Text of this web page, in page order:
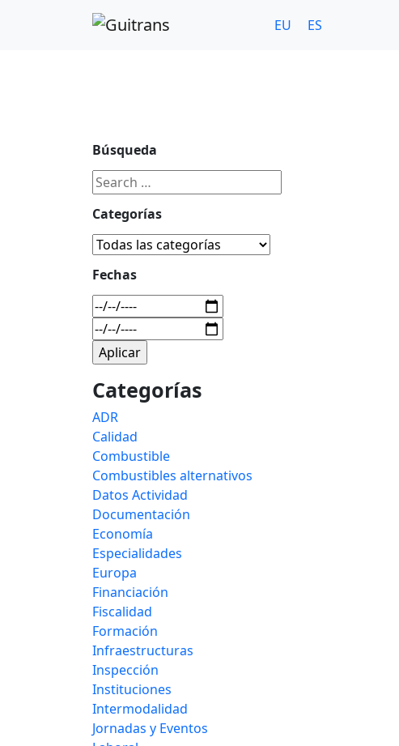
Continuar al contenido principal
C/ Portu-Etxe 9-1º, 20018-San Sebastián 943 31 67 07
EU ES
Búsqueda
Categorías
Fechas
Categorías
ADR
Calidad
Combustible
Combustibles alternativos
Datos Actividad
Documentación
Economía
Especialidades
Europa
Financiación
Fiscalidad
Formación
Infraestructuras
Inspección
Instituciones
Intermodalidad
Jornadas y Eventos